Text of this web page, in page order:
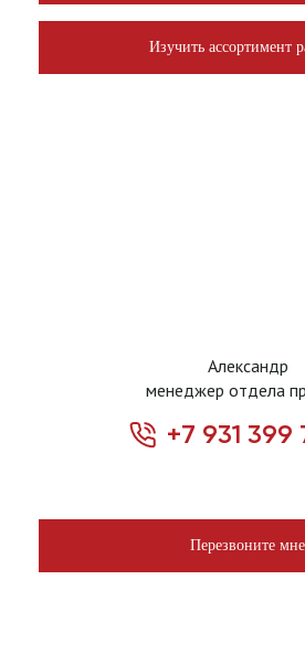
Изучить ассортимент
Александр
менеджер отдела
+7 931 399
Перезвоните мне